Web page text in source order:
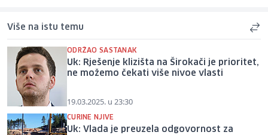
Više na istu temu
ODRŽAO SASTANAK
Uk: Rješenje klizišta na Širokači je prioritet,
ne možemo čekati više nivoe vlasti
19.03.2025. u 23:30
CURINE NJIVE
Uk: Vlada je preuzela odgovornost za